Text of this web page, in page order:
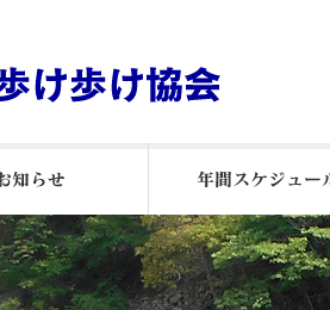
お知らせ
オーキング通信
ーキング通信
月例会報告
５月例会報告
月例会報告 月例会
リーダーと歩こう